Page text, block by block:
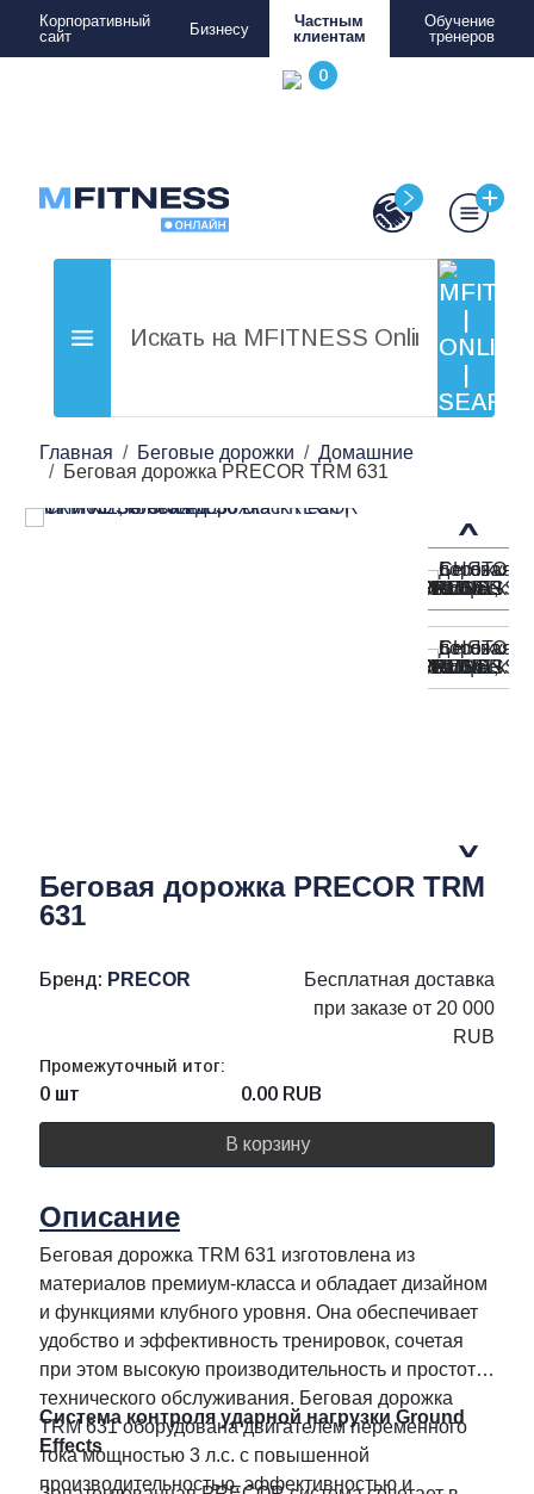
Корпоративный
сайт
Бизнесу
Частным
клиентам
Обучение
тренеров
Главная Беговые дорожки
Домашние
Беговая дорожка PRECOR TRM 631
Беговая дорожка PRECOR TRM
631
Бренд: PRECOR
Бесплатная доставка
при заказе от 20 000
RUB
Промежуточный итог:
0 шт 0.00 RUB
В корзину
Описание
Беговая дорожка TRM 631 изготовлена из
материалов премиум-класса и обладает дизайном
и функциями клубного уровня. Она обеспечивает
удобство и эффективность тренировок, сочетая
при этом высокую производительность и простоту
технического обслуживания. Беговая дорожка
TRM 631 оборудована двигателем переменного
тока мощностью 3 л.с. с повышенной
производительностью, эффективностью и
Система контроля ударной нагрузки Ground
Effects